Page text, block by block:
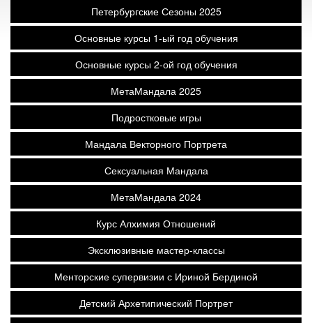
Петербургские Сезоны 2025
Основные курсы 1-ый год обучения
Основные курсы 2-ой год обучения
МетаМандала 2025
Подростковые игры
Мандала Векторного Портрета
Сексуальная Мандала
МетаМандала 2024
Курс Алхимия Отношений
Эксклюзивные мастер-классы
Менторские супервизии с Ириной Бердиной
Детский Архетипический Портрет